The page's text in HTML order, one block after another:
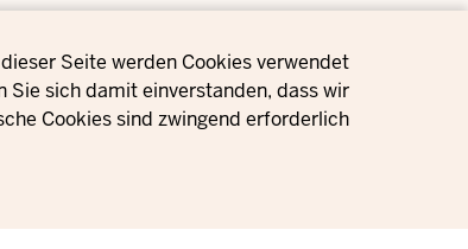
Privacy settings
Seite werden Cookies verwendet.
sich damit einverstanden, dass wir
Cookies sind zwingend erforderlich.